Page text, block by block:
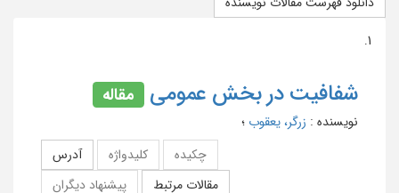
1.
شفافیت در بخش عمومی مقاله
نویسنده : زرگر، یعقوب ؛
چکیده کلیدواژه آدرس
مقالات مرتبط پیشنهاد دیگران